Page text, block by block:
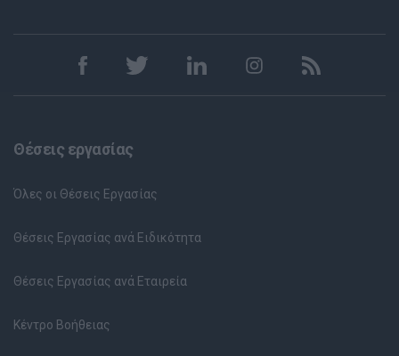
Θέσεις εργασίας
Όλες οι Θέσεις Εργασίας
Θέσεις Εργασίας ανά Ειδικότητα
Θέσεις Εργασίας ανά Εταιρεία
Κέντρο Βοήθειας